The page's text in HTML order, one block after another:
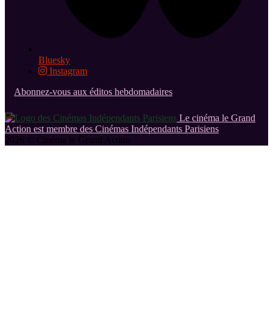
Bluesky
Instagram
Abonnez-vous aux éditos hebdomadaires
Le cinéma le Grand
Action est membre des Cinémas Indépendants Parisiens
2026 © Cinéma le Grand Action